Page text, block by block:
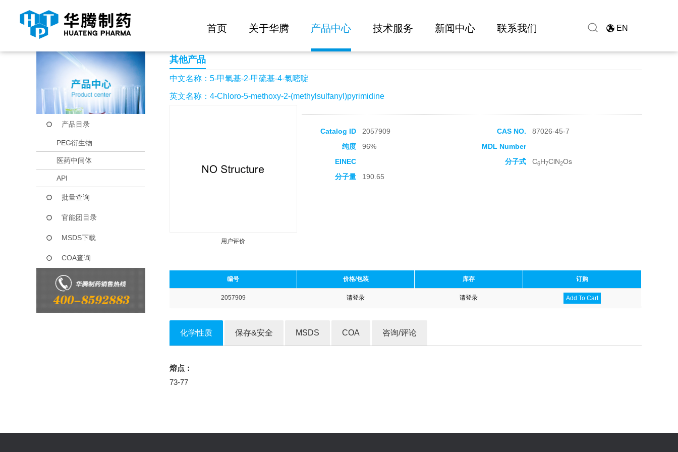
首页 关于华腾 产品中心 技术服务 新闻中心 联系我们 EN
当前位置： 首页 产品中心 5-甲氧基-2-甲硫基-4-氯嘧啶
产品目录
PEG衍生物
医药中间体
API
批量查询
官能团目录
MSDS下载
COA查询
其他产品
中文名称：5-甲氧基-2-甲硫基-4-氯嘧啶
英文名称：4-Chloro-5-methoxy-2-(methylsulfanyl)pyrimidine
用户评价
Catalog ID 2057909 CAS NO.
87026-45-7
纯度
96%
MDL Number
EINEC
分子式 C6H7ClN2Os
分子量
190.65
编号 价格/包装 库存 订购
2057909 请登录 请登录 Add To Cart
化学性质 保存&安全 MSDS COA 咨询/评论
熔点：
73-77